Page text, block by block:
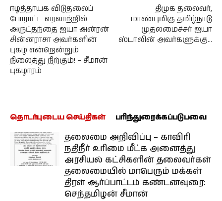
ஈழத்தாயக விடுதலைப்
போராட்ட வரலாற்றில்
அருட்தந்தை ஐயா அன்ரன்
சின்னராசா அவர்களின்
புகழ் என்றென்றும்
நிலைத்து நிற்கும்! – சீமான்
புகழாரம்
திமுக தலைவர்,
மாண்புமிகு தமிழ்நாடு
முதலமைச்சர் ஐயா
ஸ்டாலின் அவர்களுக்கு…
தொடர்புடைய செய்திகள் பரிந்துரைக்கப்படுபவை
தலைமை அறிவிப்பு – காவிரி
நதிநீர் உரிமை மீட்க அனைத்து
அரசியல் கட்சிகளின் தலைவர்கள்
தலைமையில் மாபெரும் மக்கள்
திரள் ஆர்ப்பாட்டம் கண்டனவுரை:
செந்தமிழன் சீமான்